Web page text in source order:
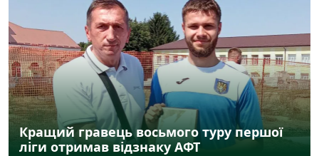
Кращий гравець восьмого туру першої
ліги отримав відзнаку АФТ